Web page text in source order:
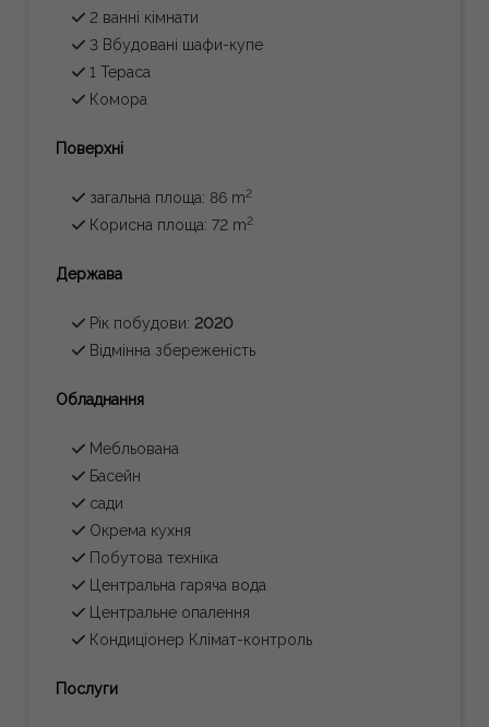
2 ванні кімнати
3 Вбудовані шафи-купе
1 Тераса
Комора
Поверхні
загальна площа: 86 m2
Корисна площа: 72 m2
Держава
Рік побудови: 2020
Відмінна збереженість
Обладнання
Мебльована
Басейн
сади
Окрема кухня
Побутова техніка
Центральна гаряча вода
Центральне опалення
Кондиціонер Клімат-контроль
Послуги